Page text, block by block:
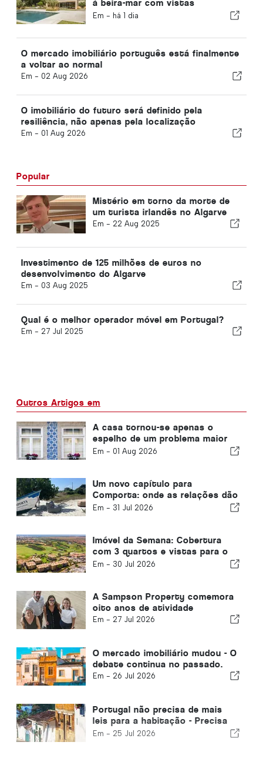
à beira-mar com vistas
panorâmicas sobre o mar e
Em - há 1 dia
O mercado imobiliário português está finalmente
a voltar ao normal
Em - 02 Aug 2026
O imobiliário do futuro será definido pela
resiliência, não apenas pela localização
Em - 01 Aug 2026
Popular
Mistério em torno da morte de
um turista irlandês no Algarve
Em - 22 Aug 2025
Investimento de 125 milhões de euros no
desenvolvimento do Algarve
Em - 03 Aug 2025
Qual é o melhor operador móvel em Portugal?
Em - 27 Jul 2025
Outros Artigos em
A casa tornou-se apenas o
espelho de um problema maior
em Portugal
Em - 01 Aug 2026
Um novo capítulo para
Comporta: onde as relações dão
origem a oportunidades
Em - 31 Jul 2026
Imóvel da Semana: Cobertura
com 3 quartos e vistas para o
campo de golfe e para o mar em
Em - 30 Jul 2026
A Sampson Property comemora
oito anos de atividade
Em - 27 Jul 2026
O mercado imobiliário mudou - O
debate continua no passado.
Em - 26 Jul 2026
Portugal não precisa de mais
leis para a habitação - Precisa
de executar!
Em - 25 Jul 2026